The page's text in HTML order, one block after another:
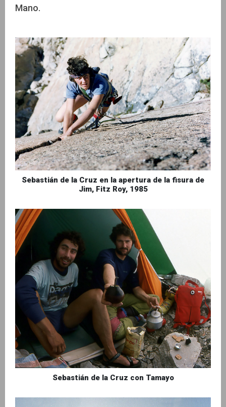
Mano.
Sebastián de la Cruz en la apertura de la fisura de
Jim, Fitz Roy, 1985
Sebastián de la Cruz con Tamayo